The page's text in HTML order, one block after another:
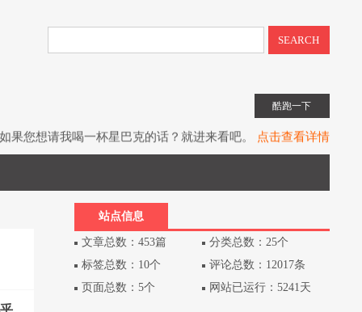
SEARCH
酷跑一下
果您想请我喝一杯星巴克的话？就进来看吧。
点击查看详情
书教程《UIToolkit下一代UI系统》全网上架。点击查看详情
站点信息
文章总数：453篇
分类总数：25个
标签总数：10个
评论总数：12017条
页面总数：5个
网站已运行：5241天